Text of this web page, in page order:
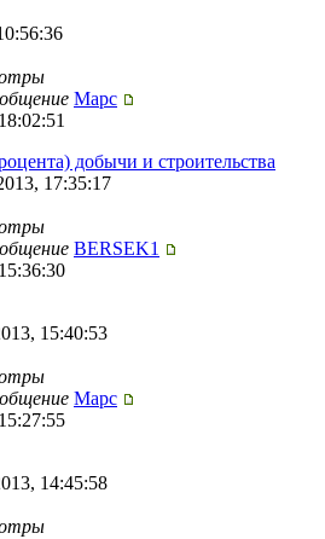
Mapc
добычи и строительства
17:35:17
BERSEK1
15:40:53
Mapc
14:45:58